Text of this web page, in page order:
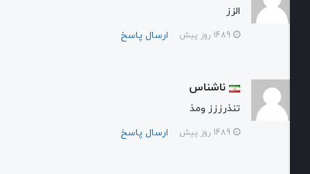
الزز
ارسال پاسخ
ناشناس
تنذرززز ومذ
ارسال پاسخ